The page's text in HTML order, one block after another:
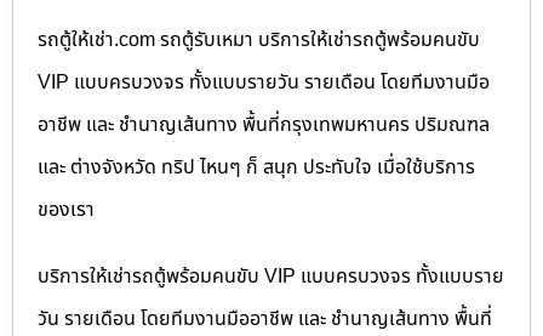
รถตู้ให้เช่า.com รถตู้รับเหมา บริการให้เช่ารถตู้พร้อมคนขับ
VIP แบบครบวงจร ทั้งแบบรายวัน รายเดือน โดยทีมงานมือ
อาชีพ และ ชำนาญเส้นทาง พื้นที่กรุงเทพมหานคร ปริมณฑล
และ ต่างจังหวัด ทริป ไหนๆ ก็ สนุก ประทับใจ เมื่อใช้บริการ
ของเรา
บริการให้เช่ารถตู้พร้อมคนขับ VIP แบบครบวงจร ทั้งแบบราย
วัน รายเดือน โดยทีมงานมืออาชีพ และ ชำนาญเส้นทาง พื้นที่